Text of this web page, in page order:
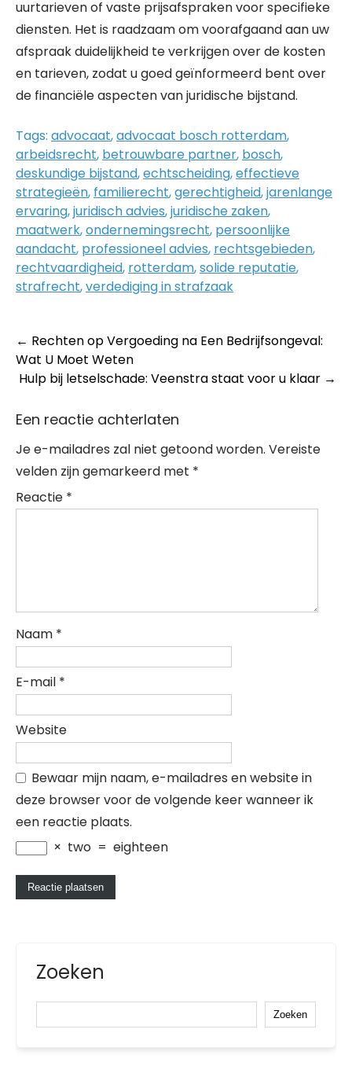
uurtarieven of vaste prijsafspraken voor specifieke
diensten. Het is raadzaam om voorafgaand aan uw
afspraak duidelijkheid te verkrijgen over de kosten
en tarieven, zodat u goed geïnformeerd bent over
de financiële aspecten van juridische bijstand.
Tags: advocaat,advocaat bosch rotterdam,
arbeidsrecht, betrouwbare partner, bosch,
deskundige bijstand,echtscheiding,effectieve
strategieën, familierecht,gerechtigheid,jarenlange
ervaring,juridisch advies,juridische zaken,
maatwerk,ondernemingsrecht, persoonlijke
aandacht, professioneel advies, rechtsgebieden,
rechtvaardigheid, rotterdam,solide reputatie,
strafrecht,verdediging in strafzaak
Post
navigation
← Rechten op Vergoeding na Een Bedrijfsongeval:
Wat U Moet Weten
Hulp bij letselschade: Veenstra staat voor u klaar →
Een reactie achterlaten
Je e-mailadres zal niet getoond worden. Vereiste
velden zijn gemarkeerd met *
Reactie *
Naam *
E-mail *
Website
Bewaar mijn naam, e-mailadres en website in
deze browser voor de volgende keer wanneer ik
een reactie plaats.
× two = eighteen
Zoeken
Zoeken